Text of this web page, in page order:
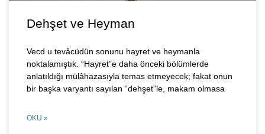
Dehşet ve Heyman
Vecd u tevâcüdün sonunu hayret ve heymanla
noktalamıştık. “Hayret”e daha önceki bölümlerde
anlatıldığı mülâhazasıyla temas etmeyecek; fakat onun
bir başka varyantı sayılan “dehşet”le, makam olmasa
OKU »